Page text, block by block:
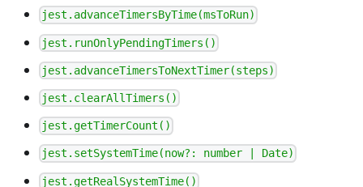
jest.advanceTimersByTime(msToRun)
jest.runOnlyPendingTimers()
jest.advanceTimersToNextTimer(steps)
jest.clearAllTimers()
jest.getTimerCount()
jest.setSystemTime(now?: number | Date)
jest.getRealSystemTime()